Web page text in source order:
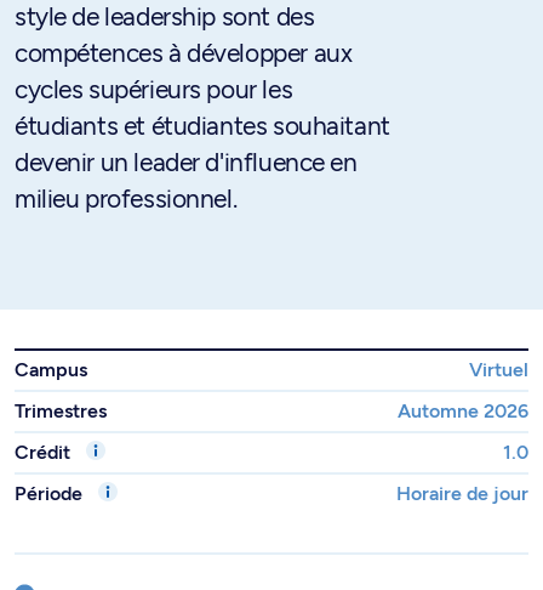
style de leadership sont des
compétences à développer aux
cycles supérieurs pour les
étudiants et étudiantes souhaitant
devenir un leader d'influence en
milieu professionnel.
Campus
Virtuel
Trimestres
Automne 2026
Crédit
1.0
Période
Horaire de jour